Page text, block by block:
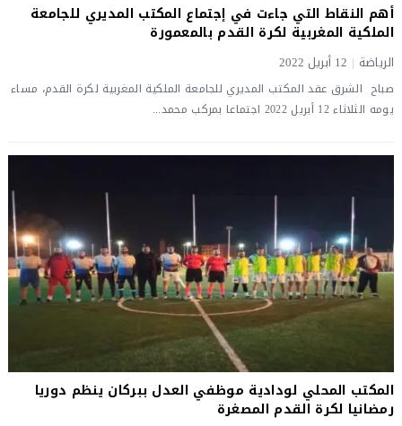
أهم النقاط التي جاءت في إجتماع المكتب المديري للجامعة
الملكية المغربية لكرة القدم بالمعمورة
الرياضة 12 أبريل 2022
صباح الشرق عقد المكتب المديري للجامعة الملكية المغربية لكرة القدم، مساء
يومه الثلاثاء 12 أبريل 2022 اجتماعا بمركب محمد...
المكتب المحلي لودادية موظفي العدل ببركان ينظم دوريا
رمضانيا لكرة القدم المصغرة